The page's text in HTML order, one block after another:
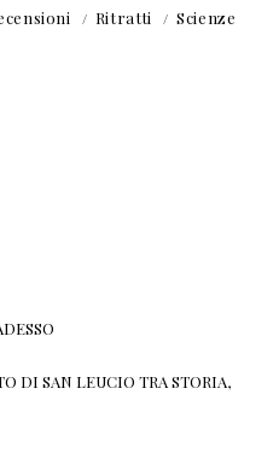
Ritratti
Scienze
DI SAN LEUCIO TRA STORIA,